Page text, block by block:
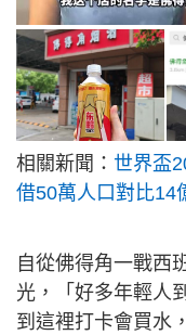
相關新聞： 世界盃
借50萬人口對比14
自從佛得角一戰西
光，「好多年輕人
到這裡打卡會買水